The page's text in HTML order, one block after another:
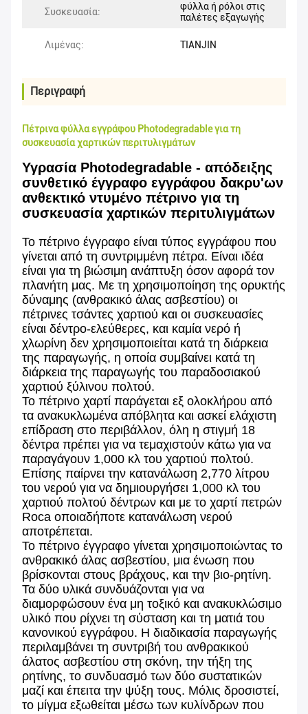
Συσκευασία:
φύλλα ή ρόλοι στις
παλέτες εξαγωγής
Λιμένας: TIANJIN
Περιγραφή
Πέτρινα φύλλα εγγράφου Photodegradable για τη
συσκευασία χαρτικών περιτυλιγμάτων
Υγρασία Photodegradable - απόδειξης
συνθετικό έγγραφο εγγράφου δακρυ'ων
ανθεκτικό ντυμένο πέτρινο για τη
συσκευασία χαρτικών περιτυλιγμάτων
Το πέτρινο έγγραφο είναι τύπος εγγράφου που
γίνεται από τη συντριμμένη πέτρα. Είναι ιδέα
είναι για τη βιώσιμη ανάπτυξη όσον αφορά τον
πλανήτη μας. Με τη χρησιμοποίηση της ορυκτής
δύναμης (ανθρακικό άλας ασβεστίου) οι
πέτρινες τσάντες χαρτιού και οι συσκευασίες
είναι δέντρο-ελεύθερες, και καμία νερό ή
χλωρίνη δεν χρησιμοποιείται κατά τη διάρκεια
της παραγωγής, η οποία συμβαίνει κατά τη
διάρκεια της παραγωγής του παραδοσιακού
χαρτιού ξύλινου πολτού.
Το πέτρινο χαρτί παράγεται εξ ολοκλήρου από
τα ανακυκλωμένα απόβλητα και ασκεί ελάχιστη
επίδραση στο περιβάλλον, όλη η στιγμή 18
δέντρα πρέπει για να τεμαχιστούν κάτω για να
παραγάγουν 1,000 κλ του χαρτιού πολτού.
Επίσης παίρνει την κατανάλωση 2,770 λίτρου
του νερού για να δημιουργήσει 1,000 κλ του
χαρτιού πολτού δέντρων και με το χαρτί πετρών
Roca οποιαδήποτε κατανάλωση νερού
αποτρέπεται.
Το πέτρινο έγγραφο γίνεται χρησιμοποιώντας το
ανθρακικό άλας ασβεστίου, μια ένωση που
βρίσκονται στους βράχους, και την βιο-ρητίνη.
Τα δύο υλικά συνδυάζονται για να
διαμορφώσουν ένα μη τοξικό και ανακυκλώσιμο
υλικό που ρίχνει τη σύσταση και τη ματιά του
κανονικού εγγράφου. Η διαδικασία παραγωγής
περιλαμβάνει τη συντριβή του ανθρακικού
άλατος ασβεστίου στη σκόνη, την τήξη της
ρητίνης, το συνδυασμό των δύο συστατικών
μαζί και έπειτα την ψύξη τους. Μόλις δροσιστεί,
το μίγμα εξωθείται μέσω των κυλίνδρων που